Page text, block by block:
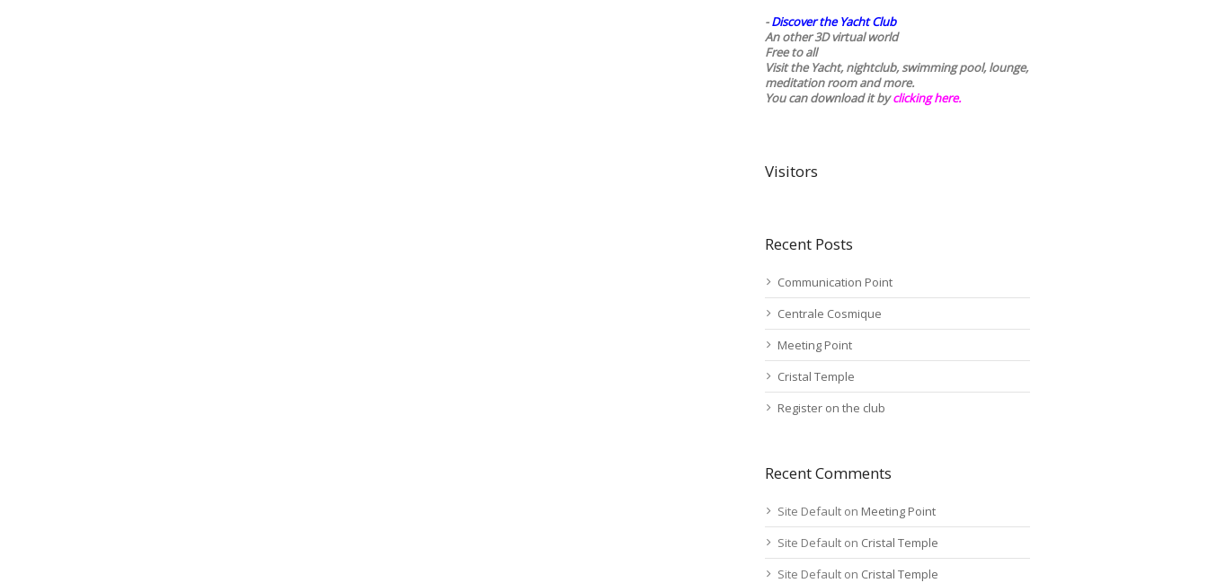
-Discover the Yacht Club
An other 3D virtual world
Free to all
Visit the Yacht, nightclub, swimming pool, lounge,
meditation room and more.
You can download it byclicking here.
Visitors
Recent Posts
Communication Point
Centrale Cosmique
Meeting Point
Cristal Temple
Register on the club
Recent Comments
Site Default on Meeting Point
Site Default on Cristal Temple
Site Default on Cristal Temple